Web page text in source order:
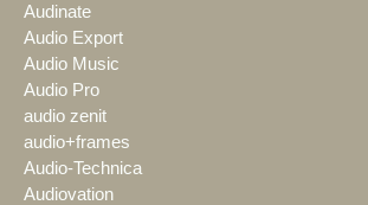
Audinate
Audio Export
Audio Music
Audio Pro
audio zenit
audio+frames
Audio-Technica
Audiovation